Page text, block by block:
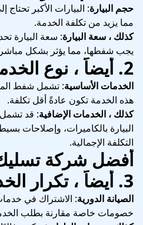
حجم البيارة: البيارات الأكبر
مما يزيد من تكلفة الخدمة.
كذلك ، سعة البيارة: سعة البيارة
يجب شفطها، مما يؤثر بشكل مباشر
2. أيضاً ، نوع
الخدمات الأساسية: تشمل شفط
هذه الخدمة تكون عادةً أقل تكلفة.
كذلك ، الخدمات الإضافية: قد تشمل
البيارة بالكاميرات، وإصلاحات
التكلفة الإجمالية.
أفضل شركة تسليك
3. أيضاً ، تكرار
الصيانة الدورية: الاشتراك في
خصومات خاصة مقارنة بطلب